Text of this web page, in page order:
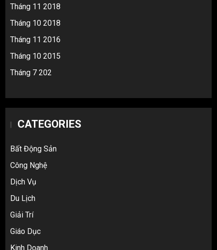
Tháng 11 2018
Tháng 10 2018
Tháng 11 2016
Tháng 10 2015
Tháng 7 202
CATEGORIES
Bất Động Sản
Công Nghệ
Dịch Vụ
Du Lịch
Giải Trí
Giáo Dục
Kinh Doanh
3